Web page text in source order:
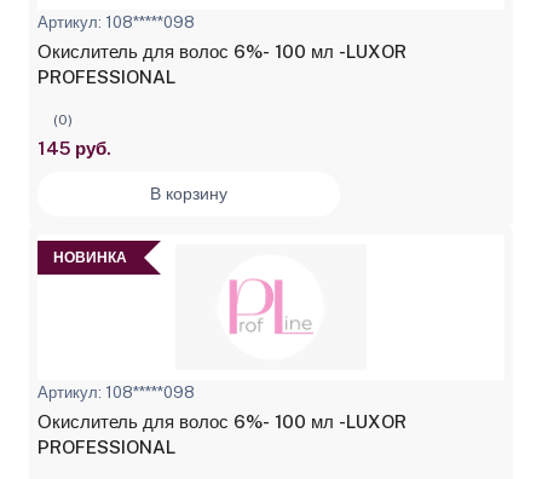
Артикул: 108*****098
Окислитель для волос 6%- 100 мл -LUXOR
PROFESSIONAL
(0)
145 руб.
В корзину
НОВИНКА
Артикул: 108*****098
Окислитель для волос 6%- 100 мл -LUXOR
PROFESSIONAL